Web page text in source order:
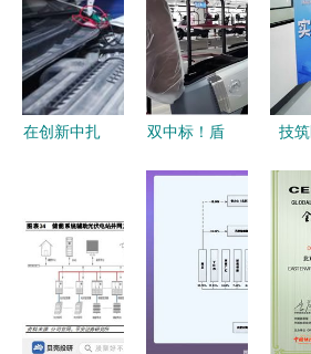
在创新中扎
精诚杯
2017比亚
迪新能源服
务技能大赛
双中标！盾
携手爱玛科
技，护航重
庆贵港两大
技
厦钨
手在
新能
技能
斩获